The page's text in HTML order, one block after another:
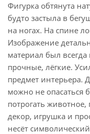
Фигурка обтянута
будто застыла в
на ногах. На спине
Изображение
материал был
прочные, лёгкие.
предмет интерьера.
можно не опасаться
потрогать
декор, игрушка и
несёт